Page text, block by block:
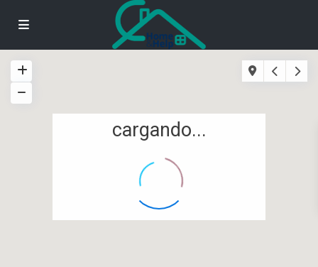
cargando...